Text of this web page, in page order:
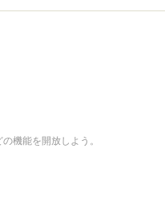
機能を開放しよう。